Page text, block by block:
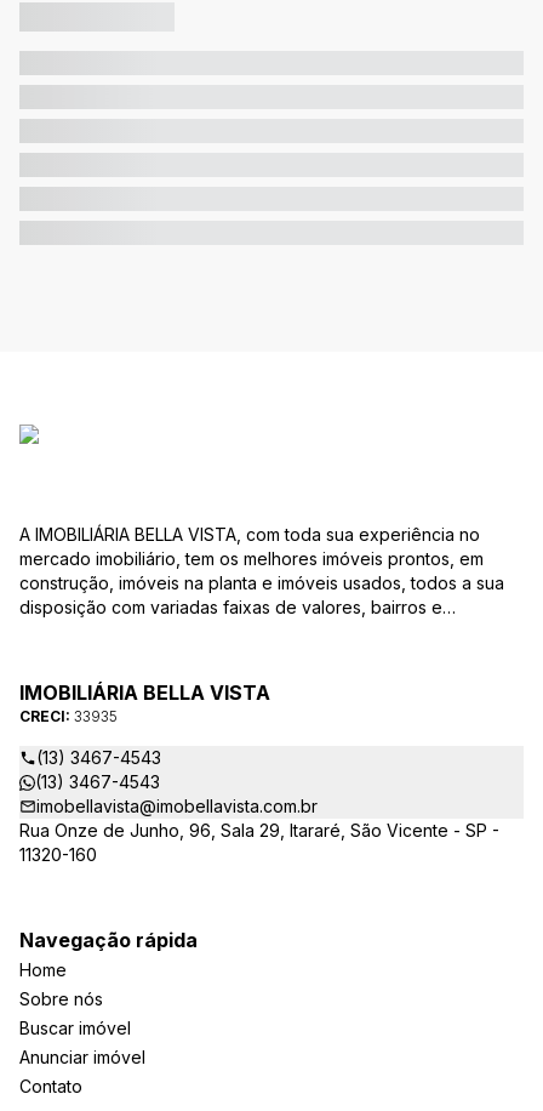
A IMOBILIÁRIA BELLA VISTA, com toda sua experiência no
mercado imobiliário, tem os melhores imóveis prontos, em
construção, imóveis na planta e imóveis usados, todos a sua
disposição com variadas faixas de valores, bairros e
ao CRECI-EE – estarão sempre prontos para responder-lhe
todas as suas dúvidas sobre casas, apartamentos, terrenos,
salas comerciais e outros produtos imobiliários.
IMOBILIÁRIA BELLA VISTA
CRECI: 33935
(13) 3467-4543
(13) 3467-4543
imobellavista@imobellavista.com.br
Rua Onze de Junho, 96, Sala 29, Itararé, São Vicente - SP -
11320-160
Navegação rápida
Home
Sobre nós
Buscar imóvel
Anunciar imóvel
Contato